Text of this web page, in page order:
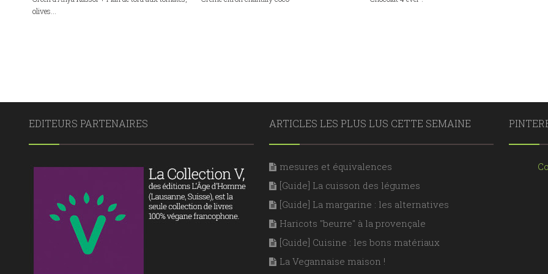
olives...
EDITEURS PARTENAIRES ARTICLES LES PLUS LUS CETTE SEMAINE
mesures et équivalences
[Guide] La cuisson des légumes
[Guide] La margarine : les alternatives
Haricots "beurre" à la provençale
[Guide] Cuisine : les bons matériaux
La Vegannaise maison !